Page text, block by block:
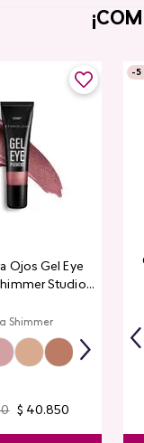
Ojos Gel Eye
Studio
Shimmer
$ 40.850
-5